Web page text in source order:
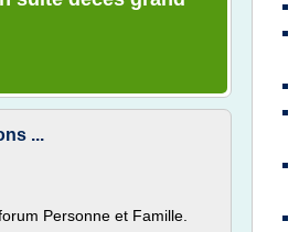
...
Personne et Famille.